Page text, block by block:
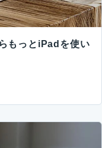
もっとiPadを使い